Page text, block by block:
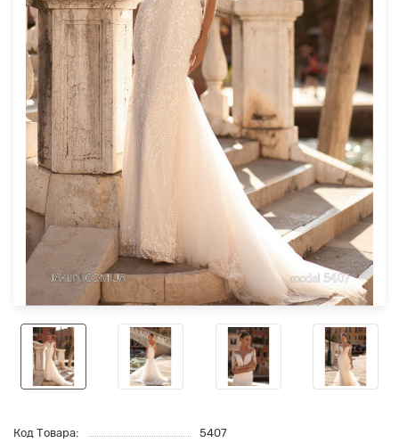
Код Товара:
5407